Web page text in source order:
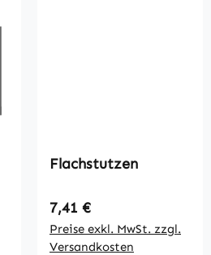
Flachstutzen
Regulärer Preis:
7,41 €
Preise exkl. MwSt. zzgl.
Versandkosten